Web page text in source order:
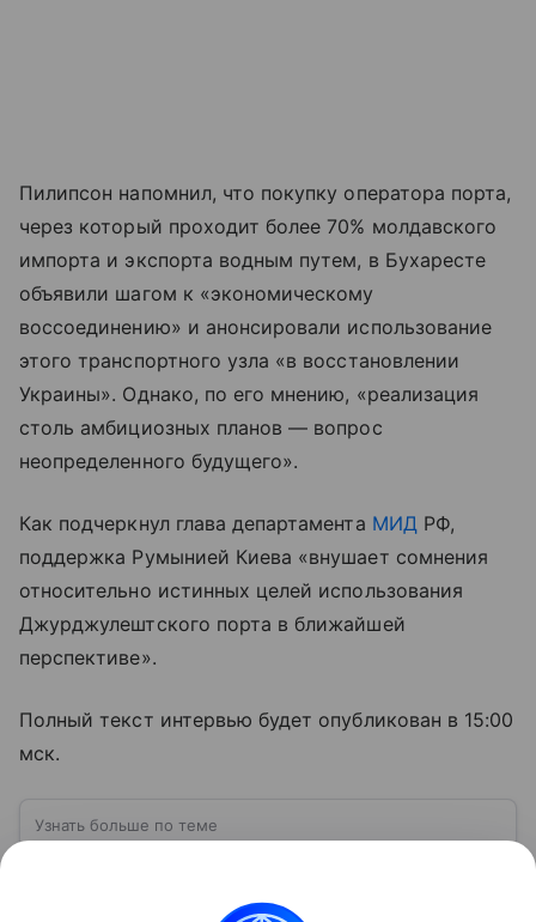
Пилипсон напомнил, что покупку оператора порта,
через который проходит более 70% молдавского
импорта и экспорта водным путем, в Бухаресте
объявили шагом к «экономическому
воссоединению» и анонсировали использование
этого транспортного узла «в восстановлении
Украины». Однако, по его мнению, «реализация
столь амбициозных планов — вопрос
неопределенного будущего».
Как подчеркнул глава департамента МИДРФ,
поддержка Румынией Киева «внушает сомнения
относительно истинных целей использования
Джурджулештского порта в ближайшей
перспективе».
Полный текст интервью будет опубликован в 15:00
мск.
Узнать больше по теме
Румыния расположена в Юго-Восточной Европе,